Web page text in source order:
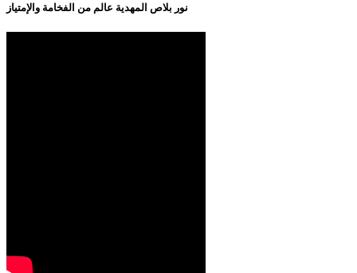
نور بلاص المهدية عالم من الفخامة والإمتياز